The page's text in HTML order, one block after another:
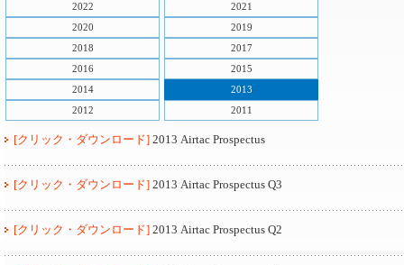
2022
2021
2020
2019
2018
2017
2016
2015
2014
2013
2012
2011
[クリック・ダウンロード] 2013 Airtac Prospectus
[クリック・ダウンロード] 2013 Airtac Prospectus Q3
[クリック・ダウンロード] 2013 Airtac Prospectus Q2